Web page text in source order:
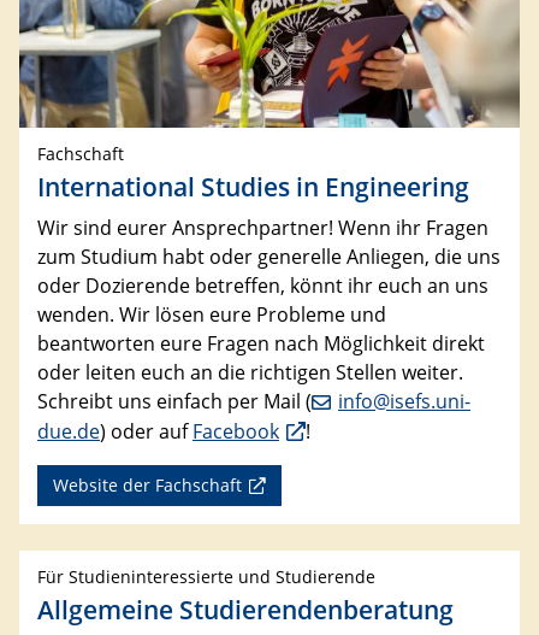
Fachschaft
International Studies in Engineering
Wir sind eurer Ansprechpartner! Wenn ihr Fragen
zum Studium habt oder generelle Anliegen, die uns
oder Dozierende betreffen, könnt ihr euch an uns
wenden. Wir lösen eure Probleme und
beantworten eure Fragen nach Möglichkeit direkt
oder leiten euch an die richtigen Stellen weiter.
Schreibt uns einfach per Mail (
info@isefs.uni-
due.de) oder aufFacebook !
Website der Fachschaft
Für Studieninteressierte und Studierende
Allgemeine Studierendenberatung